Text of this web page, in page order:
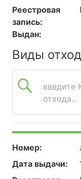
Реестровая
запись:
Выдан:
Виды
введите
отхода...
Номер:
Дата выдачи: